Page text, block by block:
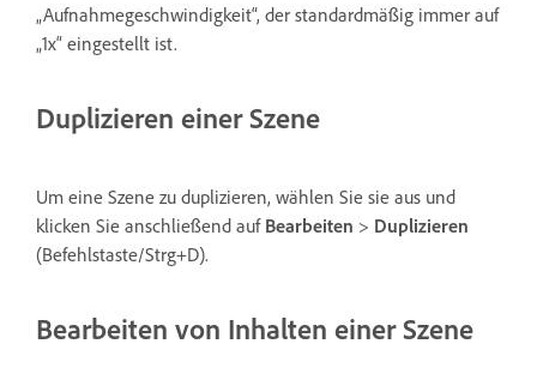
„Aufnahmegeschwindigkeit“, der standardmäßig immer auf
„1x“ eingestellt ist.
Duplizieren einer Szene
Um eine Szene zu duplizieren, wählen Sie sie aus und
klicken Sie anschließend auf Bearbeiten > Duplizieren
(Befehlstaste/Strg+D).
Bearbeiten von Inhalten einer Szene